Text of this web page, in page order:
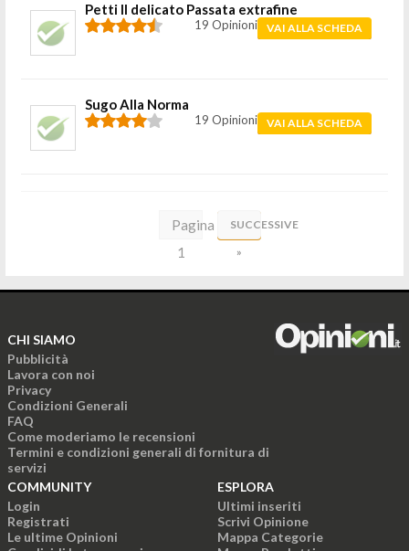
Petti Il delicato Passata extrafine
19 Opinioni VAI ALLA SCHEDA
Sugo Alla Norma
19 Opinioni VAI ALLA SCHEDA
Pagina
1
SUCCESSIVE
»
CHI SIAMO
Pubblicità
Lavora con noi
Privacy
Condizioni Generali
FAQ
Come moderiamo le recensioni
Termini e condizioni generali di fornitura di
servizi
COMMUNITY
Login
Registrati
Le ultime Opinioni
ESPLORA
Ultimi inseriti
Scrivi Opinione
Mappa Categorie